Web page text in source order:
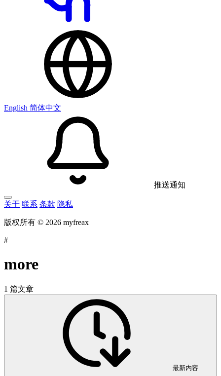
English 简体中文
推送通知
关于 联系 条款 隐私
版权所有 © 2026 myfreax
#
more
1 篇文章
最新内容